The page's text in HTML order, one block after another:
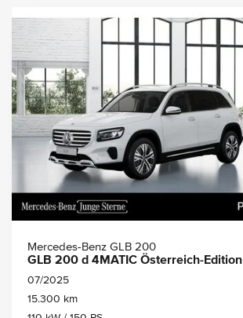
Mercedes-Benz GLB 200
GLB 200 d 4MATIC Österreich-Edition
07/2025
15.300 km